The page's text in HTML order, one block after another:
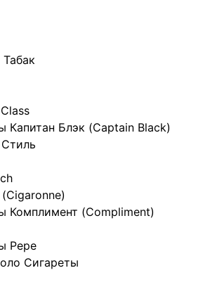
Капитан Блэк (Captain Black)
Комплимент (Compliment)
Pepe
Сигареты